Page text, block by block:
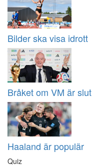
Bilder ska visa idrott
Bråket om VM är slut
Haaland är populär
Quiz